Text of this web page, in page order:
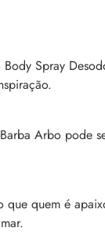
Spray
Arbo
quem é